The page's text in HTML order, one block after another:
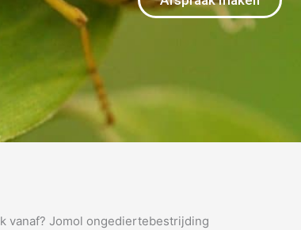
vanaf? Jomol ongediertebestrijding